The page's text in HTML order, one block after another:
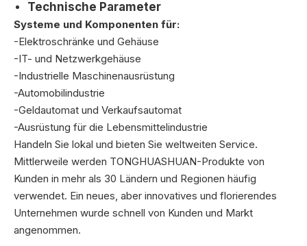
Technische Parameter
Systeme und Komponenten für:
-Elektroschränke und Gehäuse
-IT- und Netzwerkgehäuse
-Industrielle Maschinenausrüstung
-Automobilindustrie
-Geldautomat und Verkaufsautomat
-Ausrüstung für die Lebensmittelindustrie
Handeln Sie lokal und bieten Sie weltweiten Service.
Mittlerweile werden TONGHUASHUAN-Produkte von
Kunden in mehr als 30 Ländern und Regionen häufig
verwendet. Ein neues, aber innovatives und florierendes
Unternehmen wurde schnell von Kunden und Markt
angenommen.